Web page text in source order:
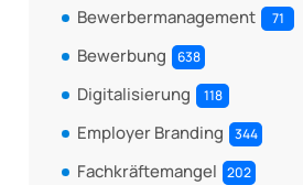
Bewerbermanagement 71
Bewerbung 638
Digitalisierung 118
Employer Branding 344
Fachkräftemangel 202